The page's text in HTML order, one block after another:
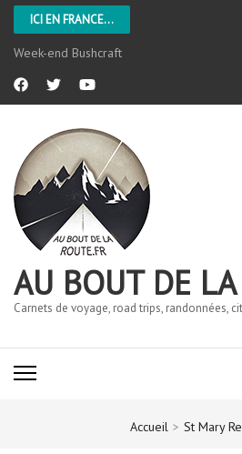
ICI EN FRANCE...
Week-end Bushcraft
AU BOUT DE
Carnets de voyage, road trips, randonnées,
Accueil > St Mary